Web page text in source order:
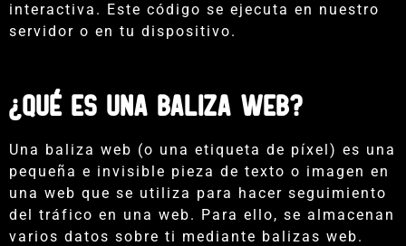
interactiva. Este código se ejecuta en nuestro
servidor o en tu dispositivo.
¿Qué es una baliza web?
Una baliza web (o una etiqueta de píxel) es una
pequeña e invisible pieza de texto o imagen en
una web que se utiliza para hacer seguimiento
del tráfico en una web. Para ello, se almacenan
varios datos sobre ti mediante balizas web.